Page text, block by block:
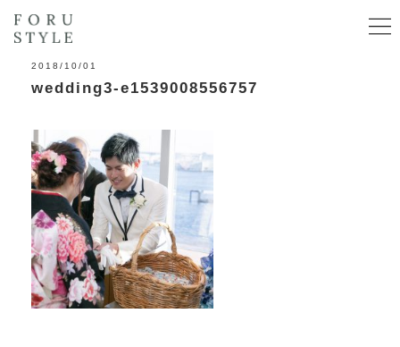
2018/10/01
wedding3-e1539008556757